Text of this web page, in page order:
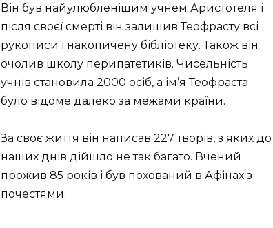
Він був найулюбленішим учнем Аристотеля і
після своєї смерті він залишив Теофрасту всі
рукописи і накопичену бібліотеку. Також він
очолив школу перипатетиків. Чисельність
учнів становила 2000 осіб, а ім’я Теофраста
було відоме далеко за межами країни.
За своє життя він написав 227 творів, з яких до
наших днів дійшло не так багато. Вчений
прожив 85 років і був похований в Афінах з
почестями.